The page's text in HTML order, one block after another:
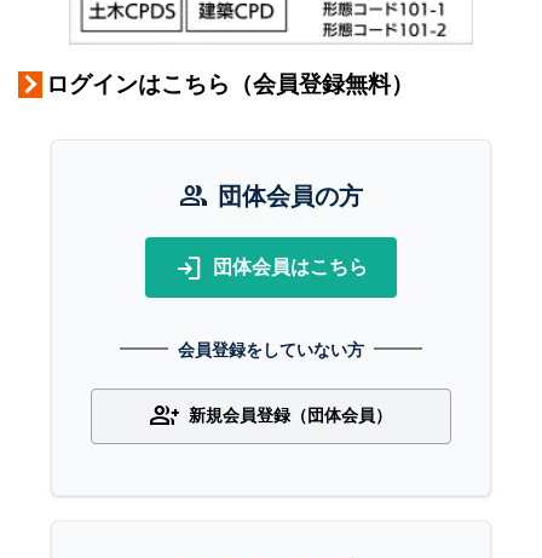
ログインはこちら（会員登録無料）
group 団体会員の方
login 団体会員はこちら
会員登録をしていない方
group_add 新規会員登録（団体会員）